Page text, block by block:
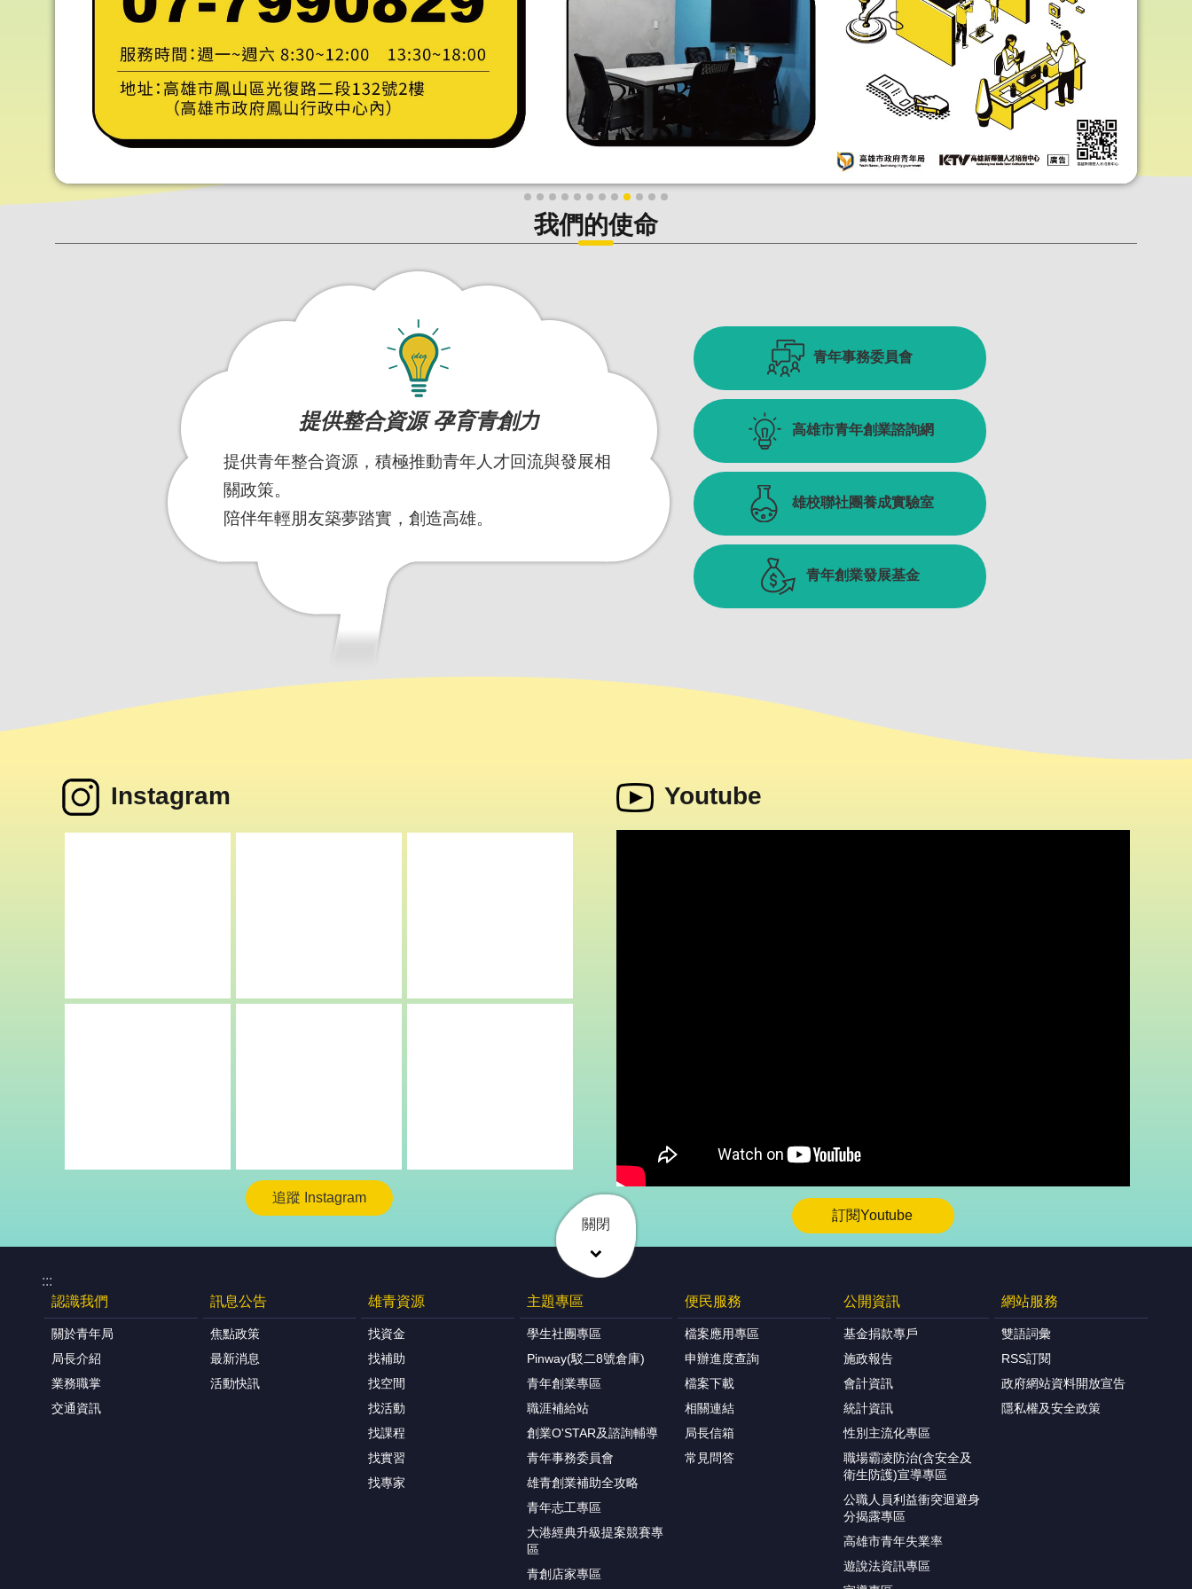
我們的使命
提供整合資源 孕育青創力
提供青年整合資源，積極推動青年人才回流與發展相
關政策。
陪伴年輕朋友築夢踏實，創造高雄。
青年事務委員會
高雄市青年創業諮詢網
雄校聯社團養成實驗室
青年創業發展基金
Instagram
追蹤 Instagram
Youtube
更多
關閉
:::
認識我們
關於青年局
局長介紹
業務職掌
交通資訊
訊息公告
焦點政策
最新消息
活動快訊
雄青資源
找資金
找補助
找空間
找活動
找課程
找實習
找專家
主題專區
學生社團專區
Pinway(駁二8號倉庫)
青年創業專區
職涯補給站
創業O'STAR及諮詢輔導
青年事務委員會
雄青創業補助全攻略
青年志工專區
大港經典升級提案競賽專
區
青創店家專區
便民服務
檔案應用專區
申辦進度查詢
檔案下載
相關連結
局長信箱
常見問答
公開資訊
基金捐款專戶
施政報告
會計資訊
統計資訊
性別主流化專區
職場霸凌防治(含安全及
衛生防護)宣導專區
公職人員利益衝突迴避身
分揭露專區
高雄市青年失業率
遊說法資訊專區
網站服務
雙語詞彙
RSS訂閱
政府網站資料開放宣告
隱私權及安全政策